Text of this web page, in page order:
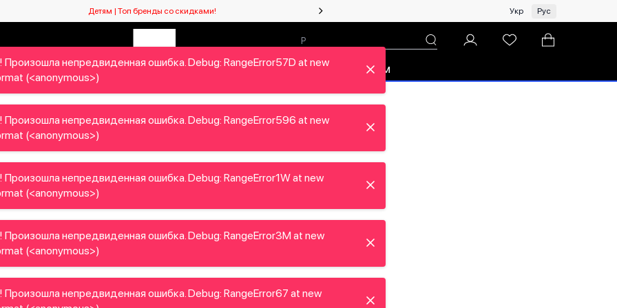
Детям | Топ бренды со скидками! Женщинам | Топ бренды со скидками!
Укр Рус
Детям Home&Gifts Бренды Новый сезон Про ЦУМ
Произошла непредвиденная ошибка. Debug: RangeError57D at new
(<anonymous>)
Произошла непредвиденная ошибка. Debug: RangeError596 at new
(<anonymous>)
Произошла непредвиденная ошибка. Debug: RangeError1W at new
(<anonymous>)
Произошла непредвиденная ошибка. Debug: RangeError3M at new
(<anonymous>)
Произошла непредвиденная ошибка. Debug: RangeError67 at new